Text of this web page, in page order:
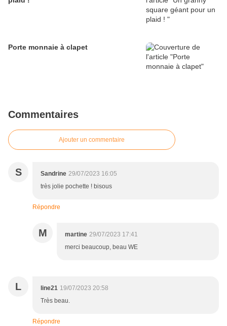
Porte monnaie à clapet
Commentaires
Ajouter un commentaire
S Sandrine 29/07/2023 16:05
très jolie pochette ! bisous
Répondre
M martine 29/07/2023 17:41
merci beaucoup, beau WE
L line21 19/07/2023 20:58
Très beau.
Répondre